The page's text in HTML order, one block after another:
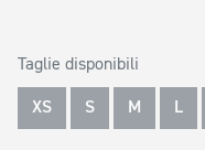
Taglie disponibili
XS S M L